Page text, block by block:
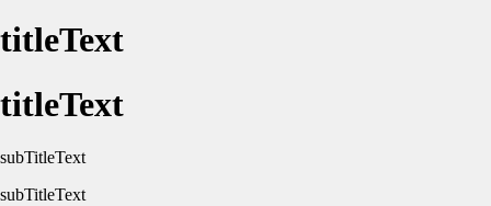
titleText
titleText
subTitleText
subTitleText